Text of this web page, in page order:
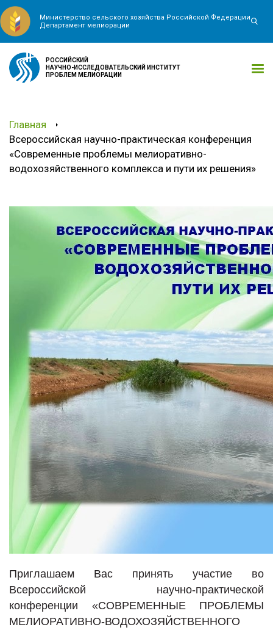
Министерство сельского хозяйства Российской Федерации
Департамент мелиорации
РОССИЙСКИЙ
НАУЧНО-ИССЛЕДОВАТЕЛЬСКИЙ ИНСТИТУТ
ПРОБЛЕМ МЕЛИОРАЦИИ
Главная
Всероссийская научно-практическая конференция
«Современные проблемы мелиоративно-
водохозяйственного комплекса и пути их решения»
Приглашаем Вас принять участие во
Всероссийской научно-практической
конференции «СОВРЕМЕННЫЕ ПРОБЛЕМЫ
МЕЛИОРАТИВНО-ВОДОХОЗЯЙСТВЕННОГО